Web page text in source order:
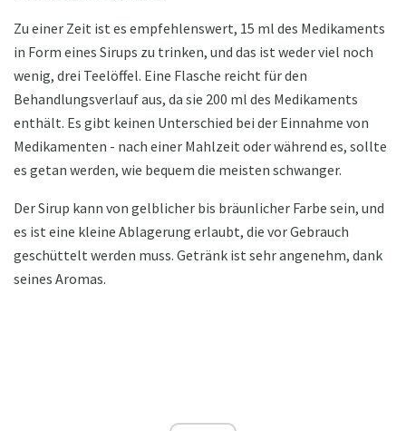
Zu einer Zeit ist es empfehlenswert, 15 ml des Medikaments
in Form eines Sirups zu trinken, und das ist weder viel noch
wenig, drei Teelöffel. Eine Flasche reicht für den
Behandlungsverlauf aus, da sie 200 ml des Medikaments
enthält. Es gibt keinen Unterschied bei der Einnahme von
Medikamenten - nach einer Mahlzeit oder während es, sollte
es getan werden, wie bequem die meisten schwanger.
Der Sirup kann von gelblicher bis bräunlicher Farbe sein, und
es ist eine kleine Ablagerung erlaubt, die vor Gebrauch
geschüttelt werden muss. Getränk ist sehr angenehm, dank
seines Aromas.